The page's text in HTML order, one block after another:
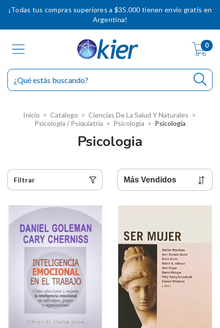
¡Todas tus compras superiores a $35.000 tienen envío gratis en
Argentina!
0
Inicio > Catalogo > Ciencias De La Salud Y Naturales >
Psicologia / Psiquiatria > Psicologia > Psicologia
Psicologia
Filtrar